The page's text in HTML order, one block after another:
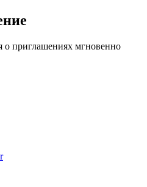
о приглашениях мгновенно